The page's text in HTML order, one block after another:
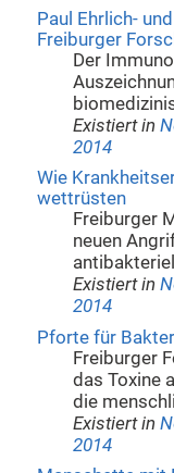
Paul Ehrlich-
Freiburger
Der
Existiert in
2014
Wie
wettrüsten
Freiburger
neuen
Existiert in
2014
Pforte für
Freiburger
das Toxine
die
Existiert in
2014